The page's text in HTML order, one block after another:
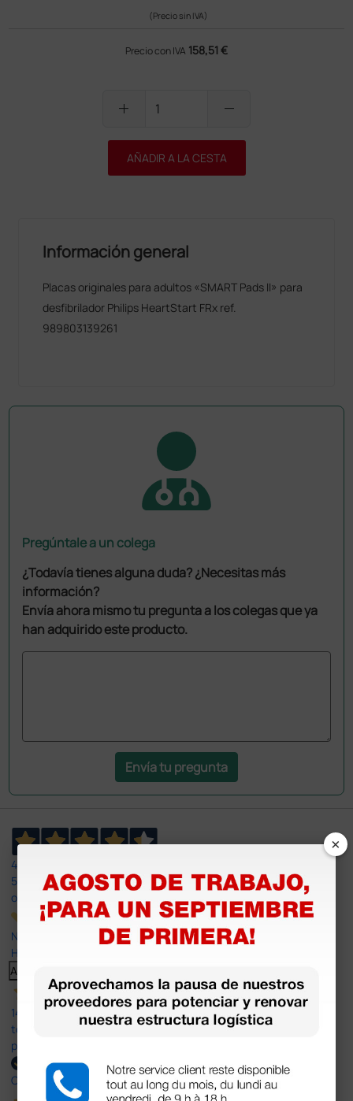
(Precio sin IVA)
Precio con IVA 158,51 €
add remove
AÑADIR A LA CESTA
Información general
Placas originales para adultos «SMART Pads II» para
desfibrilador Philips HeartStart FRx ref.
989803139261
Pregúntale a un colega
¿Todavía tienes alguna duda? ¿Necesitas más
información?
Envía ahora mismo tu pregunta a los colegas que ya
han adquirido este producto.
Envía tu pregunta
4,4
597
opiniones
Nuestras reseñas de 4 y 5 estrellas.
Haga clic aquí para leerlos todos >
Anterior
14 Jul 2026
todo correcto. podria señalar que un poco caro los portes y el
plazo de entrega se alarga.
Comprador verificado
×